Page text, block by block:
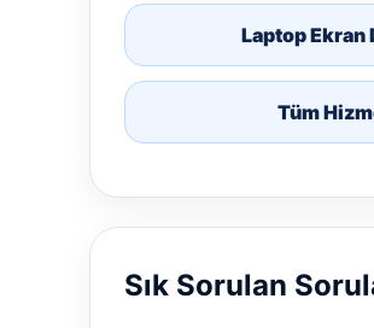
Laptop Ekran
Tüm
Sık Sorulan